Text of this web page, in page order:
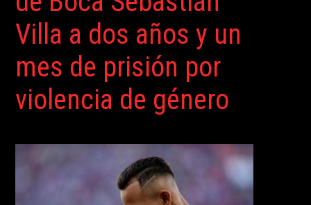
Villa a dos años y un
mes de prisión por
violencia de género